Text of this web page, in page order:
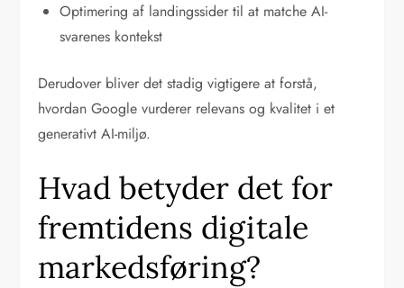
Optimering af landingssider til at matche AI-
svarenes kontekst
Derudover bliver det stadig vigtigere at forstå,
hvordan Google vurderer relevans og kvalitet i et
generativt AI-miljø.
Hvad betyder det for
fremtidens digitale
markedsføring?